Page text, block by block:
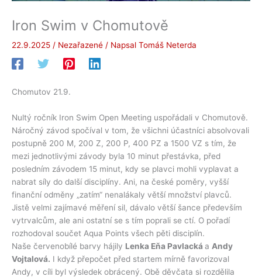
Iron Swim v Chomutově
22.9.2025 / Nezařazené / Napsal Tomáš Neterda
Chomutov 21.9.
Nultý ročník Iron Swim Open Meeting uspořádali v Chomutově.
Náročný závod spočíval v tom, že všichni účastníci absolvovali
postupně 200 M, 200 Z, 200 P, 400 PZ a 1500 VZ s tím, že
mezi jednotlivými závody byla 10 minut přestávka, před
posledním závodem 15 minut, kdy se plavci mohli vyplavat a
nabrat síly do další disciplíny. Ani, na české poměry, vyšší
finanční odměny „zatím“ nenalákaly větší množství plavců.
Jistě velmi zajímavé měření sil, dávalo větší šance především
vytrvalcům, ale ani ostatní se s tím poprali se ctí. O pořadí
rozhodoval součet Aqua Points všech pěti disciplín.
Naše červenobílé barvy hájily Lenka Eňa Pavlacká a Andy
Vojtalová. I když přepočet před startem mírně favorizoval
Andy, v cíli byl výsledek obrácený. Obě děvčata si rozdělila